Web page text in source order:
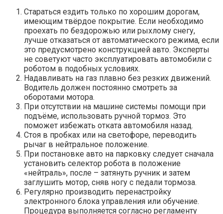
Стараться ездить только по хорошим дорогам,
имеющим твёрдое покрытие. Если необходимо
проехать по бездорожью или рыхлому снегу,
лучше отказаться от автоматического режима, если
это предусмотрено конструкцией авто. Эксперты
не советуют часто эксплуатировать автомобили с
роботом в подобных условиях.
Надавливать на газ плавно без резких движений.
Водитель должен постоянно смотреть за
оборотами мотора.
При отсутствии на машине системы помощи при
подъёме, использовать ручной тормоз. Это
поможет избежать отката автомобиля назад.
Стоя в пробках или на светофоре, переводить
рычаг в нейтральное положение.
При постановке авто на парковку следует сначала
установить селектор робота в положение
«нейтраль», после – затянуть ручник и затем
заглушить мотор, сняв ногу с педали тормоза.
Регулярно производить перенастройку
электронного блока управления или обучение.
Процедура выполняется согласно регламенту